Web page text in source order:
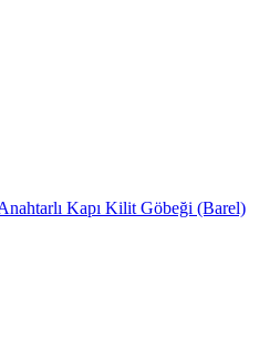
Kapı Kilit Göbeği (Barel)